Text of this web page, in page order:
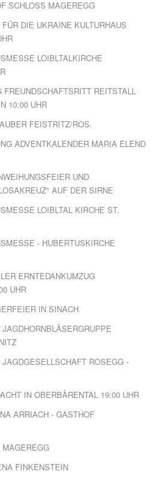
SCHLOSS MAGEREGG
DIE UKRAINE KULTURHAUS
LOIBLTALKIRCHE
FREUNDSCHAFTSRITT REITSTALL
10:00 UHR
FEISTRITZ/ROS.
ADVENTKALENDER MARIA ELEND
UND
AUF DER SIRNE
LOIBLTAL KIRCHE ST.
- HUBERTUSKIRCHE
ERNTEDANKUMZUG
UHR
IN SINACH
ROSEGG -
IN OBERBÄRENTAL 19:00 UHR
ARRIACH - GASTHOF
MAGEREGG
FINKENSTEIN